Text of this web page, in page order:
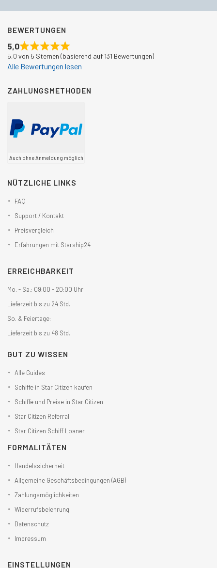
BEWERTUNGEN
5,0
5,0 von 5 Sternen (basierend auf 131 Bewertungen)
Alle Bewertungen lesen
ZAHLUNGSMETHODEN
Auch ohne Anmeldung möglich
NÜTZLICHE LINKS
FAQ
Support / Kontakt
Preisvergleich
Erfahrungen mit Starship24
ERREICHBARKEIT
Mo. - Sa.: 09:00 - 20:00 Uhr
Lieferzeit bis zu 24 Std.
So. & Feiertage:
Lieferzeit bis zu 48 Std.
GUT ZU WISSEN
Alle Guides
Schiffe in Star Citizen kaufen
Schiffe und Preise in Star Citizen
Star Citizen Referral
Star Citizen Schiff Loaner
FORMALITÄTEN
Handelssicherheit
Allgemeine Geschäftsbedingungen (AGB)
Zahlungsmöglichkeiten
Widerrufsbelehrung
Datenschutz
Impressum
EINSTELLUNGEN